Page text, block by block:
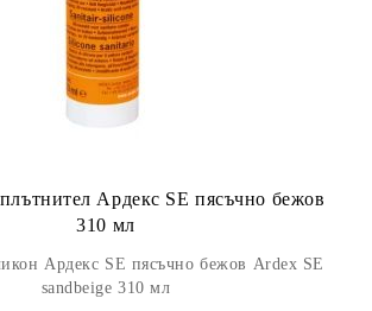
Ардекс SE пясъчно бежов
310 мл
Ардекс SE пясъчно бежов Ardex SE
sandbeige 310 мл